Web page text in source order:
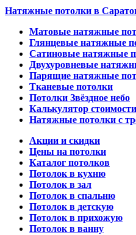
Натяжные потолки в
Матовые натяжные
Глянцевые натяжные
Сатиновые натяжные
Двухуровневые
Парящие натяжные
Тканевые потолки
Потолки Звёздное небо
Калькулятор
Натяжные потолки с
Акции и скидки
Цены на потолки
Каталог потолков
Потолок в кухню
Потолок в зал
Потолок в спальню
Потолок в детскую
Потолок в прихожую
Потолок в ванну